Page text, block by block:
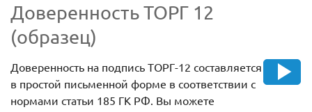
Доверенность ТОРГ 12
(образец)
Доверенность на подпись ТОРГ-12 составляется
в простой письменной форме в соответствии с
нормами статьи 185 ГК РФ. Вы можете